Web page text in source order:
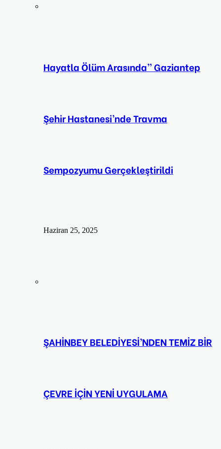
Hayatla Ölüm Arasında” Gaziantep
Şehir Hastanesi’nde Travma
Sempozyumu Gerçekleştirildi
Haziran 25, 2025
ŞAHİNBEY BELEDİYESİ’NDEN TEMİZ BİR
ÇEVRE İÇİN YENİ UYGULAMA